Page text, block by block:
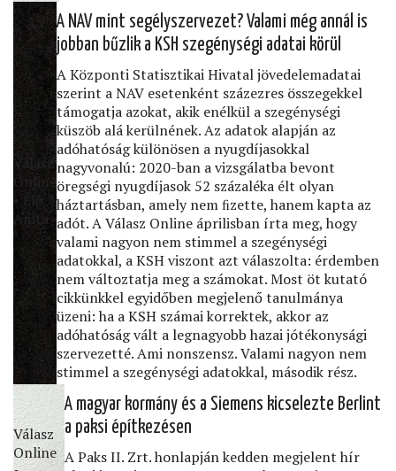
Válasz
Online
• Élő
Anita
A NAV mint segélyszervezet? Valami még annál is
jobban bűzlik a KSH szegénységi adatai körül
A Központi Statisztikai Hivatal jövedelemadatai
szerint a NAV esetenként százezres összegekkel
támogatja azokat, akik enélkül a szegénységi
küszöb alá kerülnének. Az adatok alapján az
adóhatóság különösen a nyugdíjasokkal
nagyvonalú: 2020-ban a vizsgálatba bevont
öregségi nyugdíjasok 52 százaléka élt olyan
háztartásban, amely nem ﬁzette, hanem kapta az
adót. A Válasz Online áprilisban írta meg, hogy
valami nagyon nem stimmel a szegénységi
adatokkal, a KSH viszont azt válaszolta: érdemben
nem változtatja meg a számokat. Most öt kutató
cikkünkkel egyidőben megjelenő tanulmánya
üzeni: ha a KSH számai korrektek, akkor az
adóhatóság vált a legnagyobb hazai jótékonysági
szervezetté. Ami nonszensz. Valami nagyon nem
stimmel a szegénységi adatokkal, második rész.
Válasz
Online
A magyar kormány és a Siemens kicselezte Berlint
a paksi építkezésen
A Paks II. Zrt. honlapján kedden megjelent hír